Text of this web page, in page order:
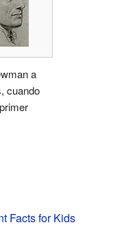
a
cuando
Facts for Kids